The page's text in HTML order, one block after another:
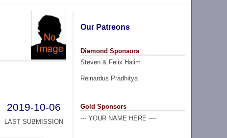
Our Patreons
Diamond Sponsors
Steven & Felix Halim
Reinardus Pradhitya
Gold Sponsors
--- YOUR NAME HERE ----
2019-10-06
LAST SUBMISSION